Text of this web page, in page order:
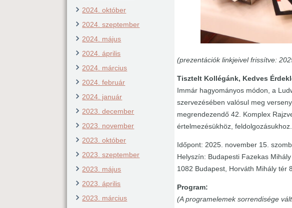
2024. október
2024. szeptember
2024. május
2024. április
2024. március
2024. február
2024. január
2023. december
2023. november
2023. október
2023. szeptember
2023. május
2023. április
2023. március
(prezentációk linkjeivel frissítve:
Tisztelt Kollégánk, Kedves
Immár hagyományos módon, a
szervezésében valósul meg
megrendezendő 42. Komplex
értelmezésükhöz, feldolgozásukhoz.
Időpont: 2025. november 15.
Helyszín: Budapesti Fazekas
1082 Budapest, Horváth Mihály tér
Program:
(A programelemek sorrendisége